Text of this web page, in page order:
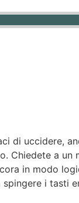
di uccidere,
Chiedete a un
in modo
i tasti